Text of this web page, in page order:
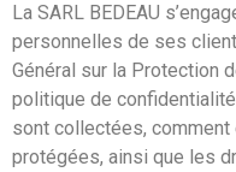
La SARL BEDEAU
personnelles de ses
Général sur la Protection
politique de
sont collectées,
protégées, ainsi que les